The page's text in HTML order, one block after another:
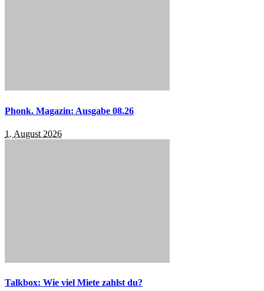
Phonk. Magazin: Ausgabe 08.26
1. August 2026
Talkbox: Wie viel Miete zahlst du?